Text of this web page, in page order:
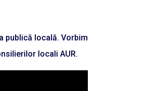
publică locală. Vorbim
locali AUR.